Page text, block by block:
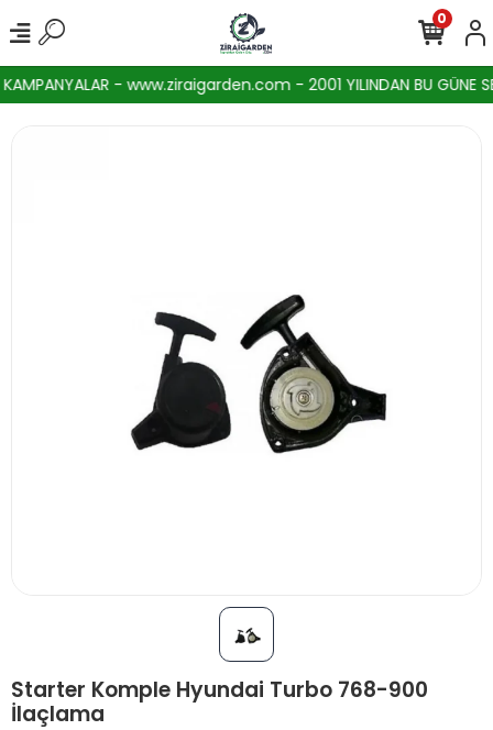
- www.ziraigarden.com - 2001 YILINDAN BU GÜNE
0
Starter Komple Hyundai Turbo 768-900
İlaçlama